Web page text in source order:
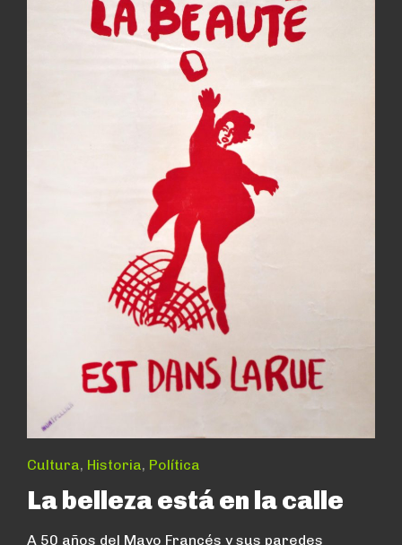
Cultura, Historia, Política
La belleza está en la calle
A 50 años del Mayo Francés y sus paredes